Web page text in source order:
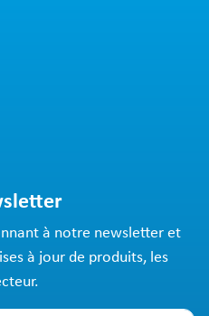
à notre newsletter et
à jour de produits, les